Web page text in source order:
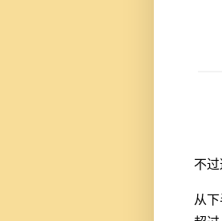
不过
从